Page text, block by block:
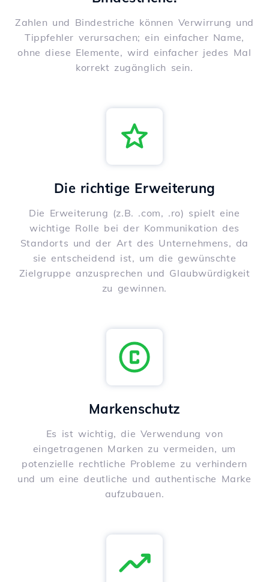
Zahlen und Bindestriche können Verwirrung und
Tippfehler verursachen; ein einfacher Name,
ohne diese Elemente, wird einfacher jedes Mal
korrekt zugänglich sein.
Die richtige Erweiterung
Die Erweiterung (z.B. .com, .ro) spielt eine
wichtige Rolle bei der Kommunikation des
Standorts und der Art des Unternehmens, da
sie entscheidend ist, um die gewünschte
Zielgruppe anzusprechen und Glaubwürdigkeit
zu gewinnen.
Markenschutz
Es ist wichtig, die Verwendung von
eingetragenen Marken zu vermeiden, um
potenzielle rechtliche Probleme zu verhindern
und um eine deutliche und authentische Marke
aufzubauen.